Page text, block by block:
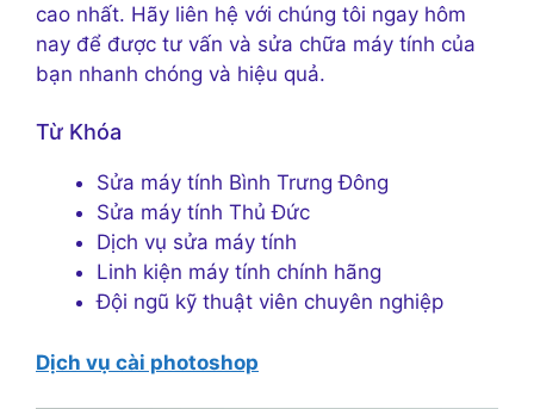
cao nhất. Hãy liên hệ với chúng tôi ngay hôm
nay để được tư vấn và sửa chữa máy tính của
bạn nhanh chóng và hiệu quả.
Từ Khóa
Sửa máy tính Bình Trưng Đông
Sửa máy tính Thủ Đức
Dịch vụ sửa máy tính
Linh kiện máy tính chính hãng
Đội ngũ kỹ thuật viên chuyên nghiệp
Dịch vụ cài photoshop